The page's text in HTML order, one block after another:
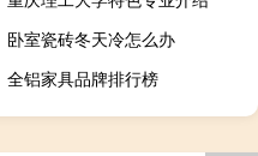
卧室瓷砖冬天冷怎么办
全铝家具品牌排行榜